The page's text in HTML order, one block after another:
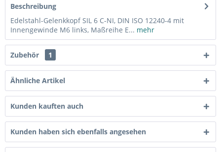
Beschreibung
Edelstahl-Gelenkkopf SIL 6 C-NI, DIN ISO 12240-4 mit
Innengewinde M6 links, Maßreihe E... mehr
Zubehör 1
Ähnliche Artikel
Kunden kauften auch
Kunden haben sich ebenfalls angesehen